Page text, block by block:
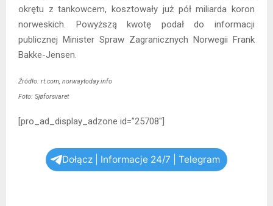
okrętu z tankowcem, kosztowały już pół miliarda koron
norweskich. Powyższą kwotę podał do informacji
publicznej Minister Spraw Zagranicznych Norwegii Frank
Bakke-Jensen.
Źródło: rt.com, norwaytoday.info
Foto: Sjøforsvaret
[pro_ad_display_adzone id=”25708″]
Dołącz | Informacje 24/7 | Telegram